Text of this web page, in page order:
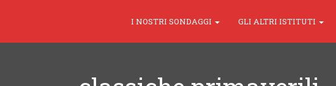
I NOSTRI SONDAGGI GLI ALTRI ISTITUTI